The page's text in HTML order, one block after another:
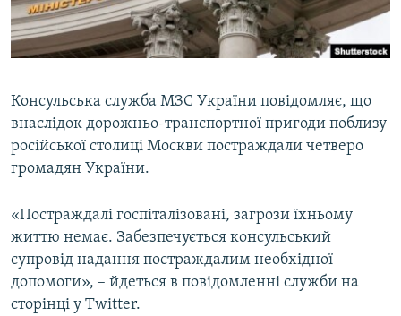
ВІДЕОУРОКИ «ELIFBE»
СВІДЧЕННЯ ОКУПАЦІЇ
ІНФОГРАФІКА
Русский
Qırımtatar
ДОЛУЧАЙСЯ!
Консульська служба МЗС України повідомляє, що
внаслідок дорожньо-транспортної пригоди поблизу
російської столиці Москви постраждали четверо
громадян України.
«Постраждалі госпіталізовані, загрози їхньому
життю немає. Забезпечується консульський
супровід надання постраждалим необхідної
допомоги», – йдеться в повідомленні служби на
сторінці у Twitter.